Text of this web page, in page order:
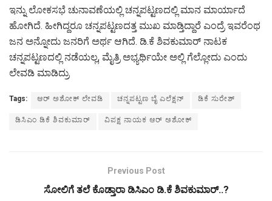
ಇನ್ನು ಲೋಕಸಭೆ ಚುನಾವಣೆಯಲ್ಲಿ ಚನ್ನಪಟ್ಟಣದಲ್ಲಿ ಮಾನ ಮಾರ್ಯಾದೆ
ಹೋಗಿದೆ. ಹೀಗಿದ್ದರೂ ಚನ್ನಪಟ್ಟಣದತ್ತ ಮುಖ ಮಾಡ್ತಿದ್ದಾರೆ ಎಂದ್ರೆ ಇವರೆಂಥ
ಜನ ಅನ್ನೋದು ಜನರಿಗೆ ಅರ್ಥ ಆಗಿದೆ. ಡಿ.ಕೆ ಶಿವಕುಮಾ‌ರ್ ನಾಟಕ
ಚನ್ನಪಟ್ಟಣದಲ್ಲಿ ನಡೆಯಲ್ಲ, ಮೈತ್ರಿ ಅಭ್ಯರ್ಥಿಯೇ ಅಲ್ಲಿ ಗೆಲ್ಲೋದು ಎಂದು
ಲೇವಡಿ ಮಾಡಿದ್ರು
Tags: ಆರ್ ಅಶೋಕ್ ಲೇವಡಿ ಚನ್ನಪಟ್ಟಣ ಬೈ ಎಲೆಕ್ಷನ್ ಡಿಕೆ ಸುರೇಶ್
ಡಿಸಿಎಂ ಡಿಕೆ ಶಿವಕುಮಾರ್ ವಿಪಕ್ಷ ನಾಯಕ ಆರ್ ಅಶೋಕ್
Previous Post
ಸೋಲಿಗೆ ತಲೆ ಕೊಡ್ತಾರಾ ಡಿಸಿಎಂ ಡಿ.ಕೆ ಶಿವಕುಮಾರ್..?